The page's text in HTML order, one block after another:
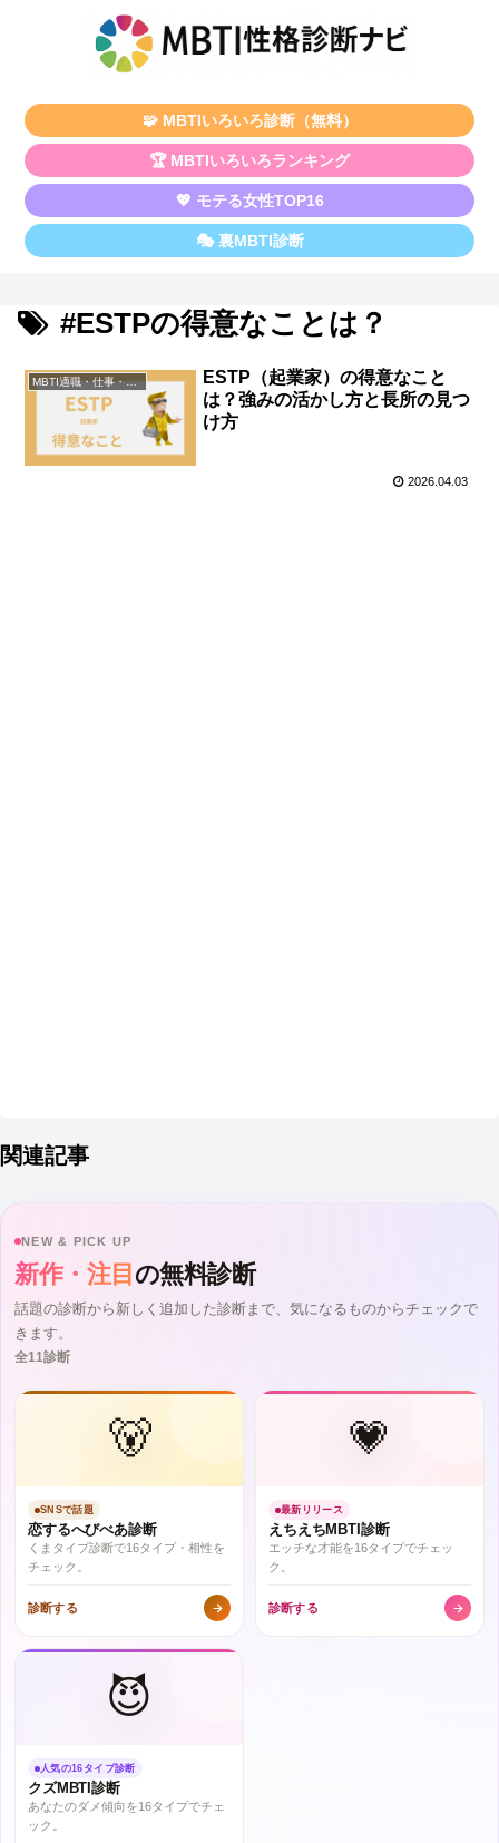
🧩 MBTIいろいろ診断（無料）
🏆 MBTIいろいろランキング
💖 モテる女性TOP16
🎭 裏MBTI診断
#ESTPの得意なことは？
MBTI適職・仕事・資格
ESTP（起業家）の得意なこと
は？強みの活かし方と長所の見つ
け方
2026.04.03
関連記事
NEW & PICK UP
新作・注目 の無料診断
話題の診断から新しく追加した診断まで、気になるものからチェックで
きます。
全11診断
🐻
SNSで話題
恋するへびべあ診断
くまタイプ診断で16タイプ・相性を
チェック。
診断する
💗
最新リリース
えちえちMBTI診断
エッチな才能を16タイプでチェッ
ク。
診断する
😈
人気の16タイプ診断
クズMBTI診断
あなたのダメ傾向を16タイプでチェ
ック。